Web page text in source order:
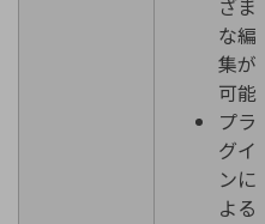
ざま
な編
集が
可能
プラ
グイ
ンに
よる